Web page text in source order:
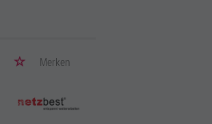
Merken